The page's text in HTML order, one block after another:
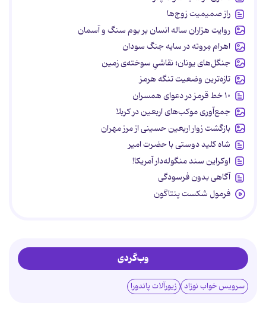
راز صمیمیت زوج‌ها
روایت هزاران ساله انسان بر بوم سنگ و آسمان
اهرام مِروئه در سایه جنگ سودان
جنگل‌های یونان؛ نقاشیِ سوخته‌ی زمین
تازه‌ترین وضعیت تنگه هرمز
۱۰ خط قرمز در دعوای همسران
جمع‌آوری موکب‌های اربعین در کربلا
بازگشت زوار اربعین حسینی از مرز مهران
شاه کلید دوستی با حضرت امیر
اوکراین سند منگوله‌دار آمریکا!
آگاهی بدون فرسودگی
فرمول شکست پنتاگون
وب‌گردی
سرویس خواب نوزاد زیورآلات پاندورا